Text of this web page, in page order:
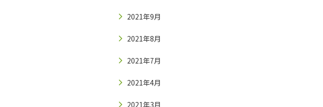
2021年9月
2021年8月
2021年7月
2021年4月
2021年3月